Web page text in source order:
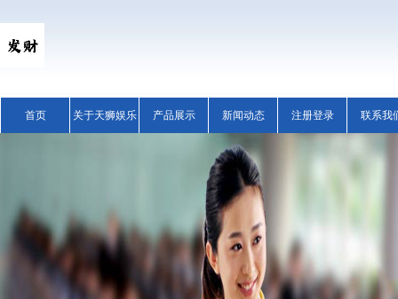
首页 关于天狮娱乐 产品展示 新闻动态 注册登录 联系我